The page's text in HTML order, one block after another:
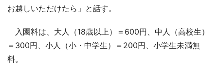
お越しいただけたら」と話す。
入園料は、大人（18歳以上）＝600円、中人（高校生）
＝300円、小人（小・中学生）＝200円、小学生未満無
料。